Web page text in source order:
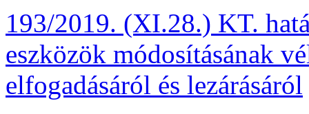
193/2019. (XI.28.) KT.
eszközök módosításának
elfogadásáról és lezárásáról